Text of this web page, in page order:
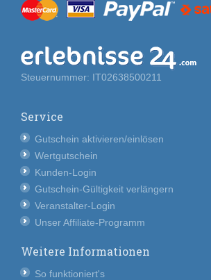
Steuernummer: IT02638500211
Service
Gutschein aktivieren/einlösen
Wertgutschein
Kunden-Login
Gutschein-Gültigkeit verlängern
Veranstalter-Login
Unser Affiliate-Programm
Weitere Informationen
So funktioniert's